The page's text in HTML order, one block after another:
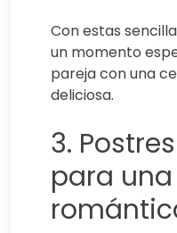
Con estas
un momento
pareja con una
deliciosa.
3.
para